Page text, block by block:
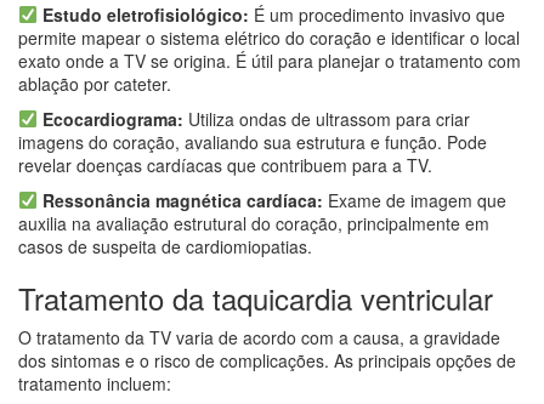
Estudo eletrofisiológico: É um procedimento invasivo que
permite mapear o sistema elétrico do coração e identificar o local
exato onde a TV se origina. É útil para planejar o tratamento com
ablação por cateter.
Ecocardiograma: Utiliza ondas de ultrassom para criar
imagens do coração, avaliando sua estrutura e função. Pode
revelar doenças cardíacas que contribuem para a TV.
Ressonância magnética cardíaca: Exame de imagem que
auxilia na avaliação estrutural do coração, principalmente em
casos de suspeita de cardiomiopatias.
Tratamento da taquicardia ventricular
O tratamento da TV varia de acordo com a causa, a gravidade
dos sintomas e o risco de complicações. As principais opções de
tratamento incluem: